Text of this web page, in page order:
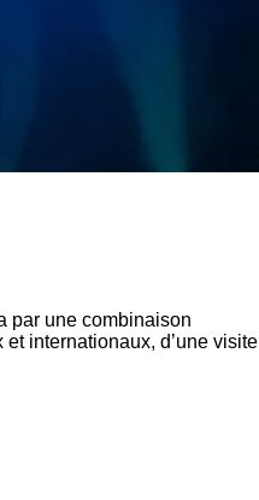
par une combinaison
internationaux, d’une visite